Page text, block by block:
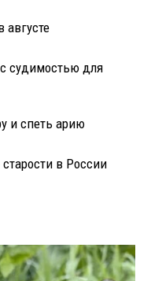
судимостью для
и спеть арию
в России